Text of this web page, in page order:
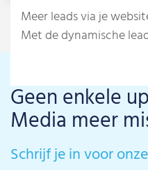
Meer leads via je
Met de dynamische
Geen enkele
Media meer
Schrijf je in voor